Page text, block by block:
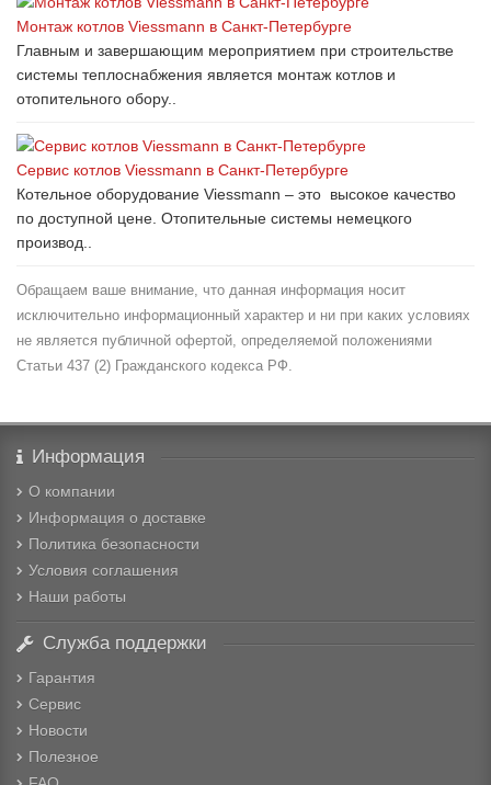
Монтаж котлов Viessmann в Санкт-Петербурге
Главным и завершающим мероприятием при строительстве
системы теплоснабжения является монтаж котлов и
отопительного обору..
Сервис котлов Viessmann в Санкт-Петербурге
Котельное оборудование Viessmann – это высокое качество
по доступной цене. Отопительные системы немецкого
производ..
Обращаем ваше внимание, что данная информация носит
исключительно информационный характер и ни при каких условиях
не является публичной офертой, определяемой положениями
Статьи 437 (2) Гражданского кодекса РФ.
Информация
О компании
Информация о доставке
Политика безопасности
Условия соглашения
Наши работы
Служба поддержки
Гарантия
Сервис
Новости
Полезное